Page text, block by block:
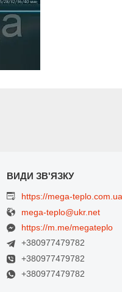
https://mega-
mega-teplo@ukr.net
https://m.me/megateplo
+380977479782
+380977479782
+380977479782